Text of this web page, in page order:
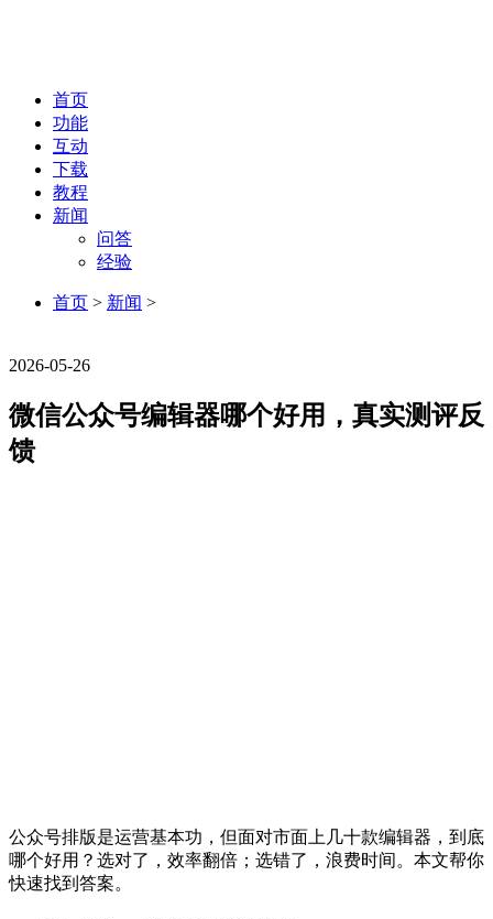
首页
功能
互动
下载
教程
新闻
问答
经验
首页 > 新闻 >
2026-05-26
微信公众号编辑器哪个好用，真实测评反
馈
公众号排版是运营基本功，但面对市面上几十款编辑器，到底
哪个好用？选对了，效率翻倍；选错了，浪费时间。本文帮你
快速找到答案。